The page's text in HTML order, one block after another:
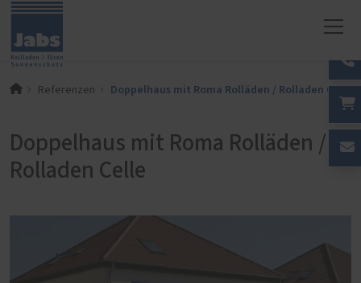
Referenzen Doppelhaus mit Roma Rolläden / Rolladen Celle
Doppelhaus mit Roma Rolläden /
Rolladen Celle